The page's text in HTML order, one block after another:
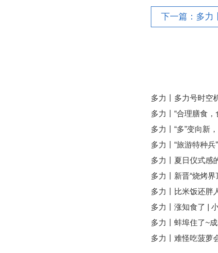
多力丨多力号时空
多力丨“合理膳食
多力丨“多”变向新
多力丨“旅游特种
多力丨夏日仪式感
多力丨新晋“烧烤
多力丨比米饭还胖
多力丨涨知食了 |
多力丨蚌埠住了~
多力丨难怪吃菠萝